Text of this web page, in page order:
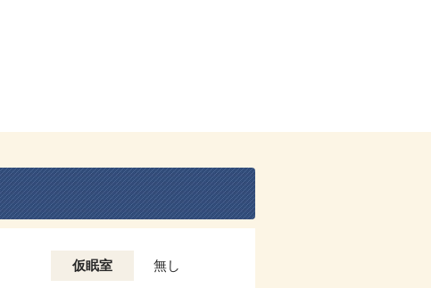
仮眠室 無し